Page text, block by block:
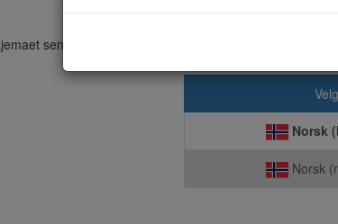
sendes elektronisk direkte til kommunen. Vi er
Norsk
Norsk